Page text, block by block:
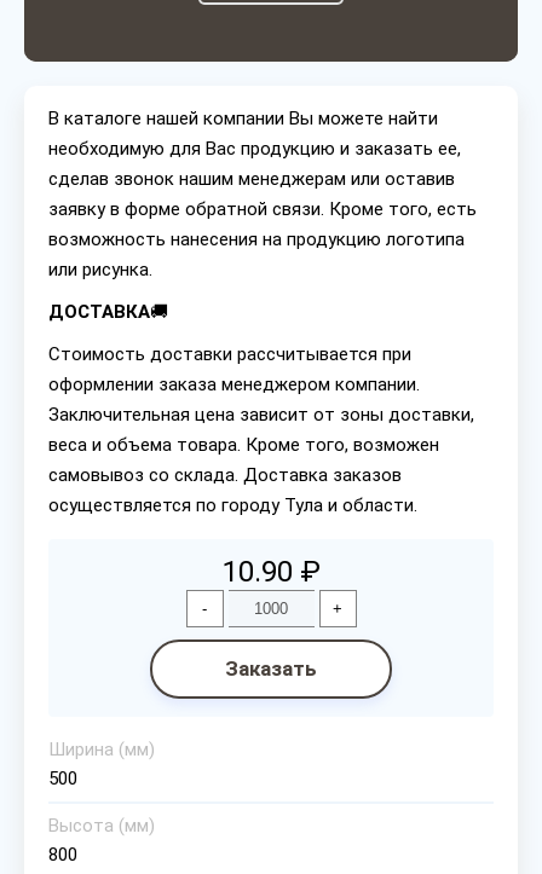
В каталоге нашей компании Вы можете найти
необходимую для Вас продукцию и заказать ее,
сделав звонок нашим менеджерам или оставив
заявку в форме обратной связи. Кроме того, есть
возможность нанесения на продукцию логотипа
или рисунка.
ДОСТАВКА🚚
Стоимость доставки рассчитывается при
оформлении заказа менеджером компании.
Заключительная цена зависит от зоны доставки,
веса и объема товара. Кроме того, возможен
самовывоз со склада. Доставка заказов
осуществляется по городу Тула и области.
10.90 ₽
- +
Заказать
Ширина (мм)
500
Высота (мм)
800